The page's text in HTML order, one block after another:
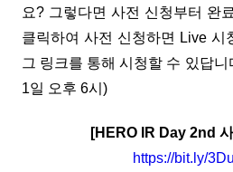
요? 그렇다면 사전 신청부터 완
클릭하여 사전 신청하면 Live 시
그 링크를 통해 시청할 수 있답
1일 오후 6시)
[HERO IR Day 2nd
https://bit.ly/